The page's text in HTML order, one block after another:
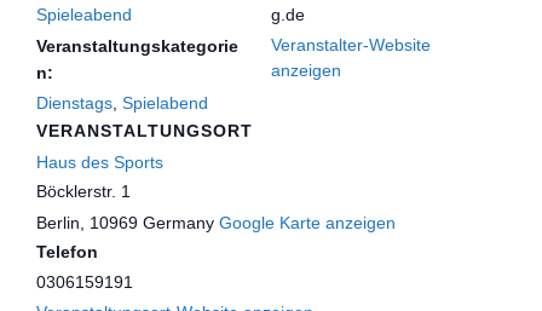
Spieleabend
Veranstaltungskategorie
n:
Dienstags Spielabend
VERANSTALTUNGSORT
Haus des Sports
Böcklerstr. 1
Berlin
10969 Germany Google Karte anzeigen
Telefon
0306159191
g.de
Veranstalter-Website
anzeigen